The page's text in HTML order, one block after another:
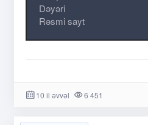
Dəyəri
Rəsmi sayt
10 il əvvəl 6 451